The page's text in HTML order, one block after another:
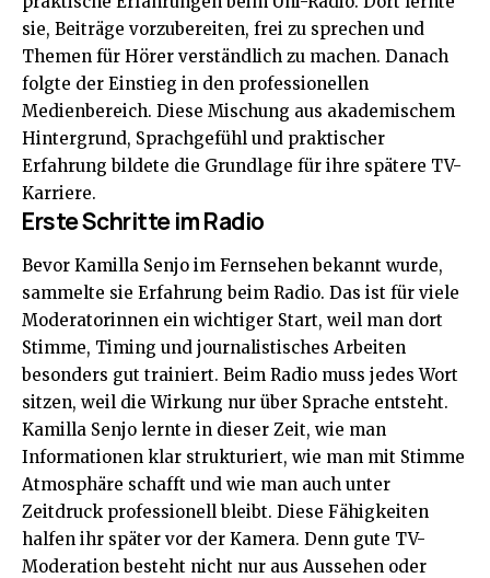
sie, Beiträge vorzubereiten, frei zu sprechen und
Themen für Hörer verständlich zu machen. Danach
folgte der Einstieg in den professionellen
Medienbereich. Diese Mischung aus akademischem
Hintergrund, Sprachgefühl und praktischer
Erfahrung bildete die Grundlage für ihre spätere TV-
Karriere.
Erste Schritte im Radio
Bevor Kamilla Senjo im Fernsehen bekannt wurde,
sammelte sie Erfahrung beim Radio. Das ist für viele
Moderatorinnen ein wichtiger Start, weil man dort
Stimme, Timing und journalistisches Arbeiten
besonders gut trainiert. Beim Radio muss jedes Wort
sitzen, weil die Wirkung nur über Sprache entsteht.
Kamilla Senjo lernte in dieser Zeit, wie man
Informationen klar strukturiert, wie man mit Stimme
Atmosphäre schafft und wie man auch unter
Zeitdruck professionell bleibt. Diese Fähigkeiten
halfen ihr später vor der Kamera. Denn gute TV-
Moderation besteht nicht nur aus Aussehen oder